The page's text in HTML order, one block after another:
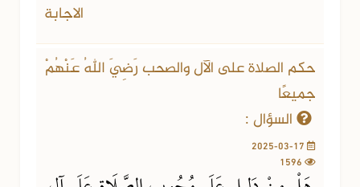
الاجابة
حكم الصلاة على الآل والصحب رَضِيَ اللهُ عَنْهُمْ
جميعًا
السؤال :